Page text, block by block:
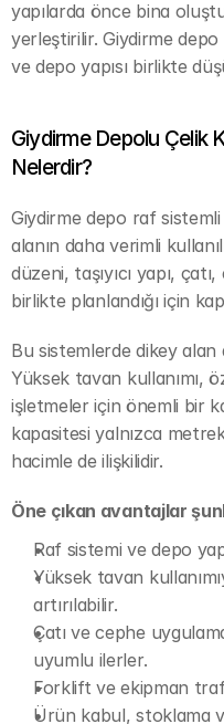
yapılarda önce bina
yerleştirilir. Giydirme
ve depo yapısı birlikte
Giydirme Depolu Çelik
Nelerdir?
Giydirme depo raf
alanın daha verimli
düzeni, taşıyıcı yapı,
birlikte planlandığı için
Bu sistemlerde dikey alan
Yüksek tavan kullanımı,
işletmeler için önemli bir
kapasitesi yalnızca
hacimle de ilişkilidir.
Öne çıkan avantajlar
Raf sistemi ve depo
Yüksek tavan
artırılabilir.
Çatı ve cephe
uyumlu ilerler.
Forklift ve ekipman
Ürün kabul, stoklama